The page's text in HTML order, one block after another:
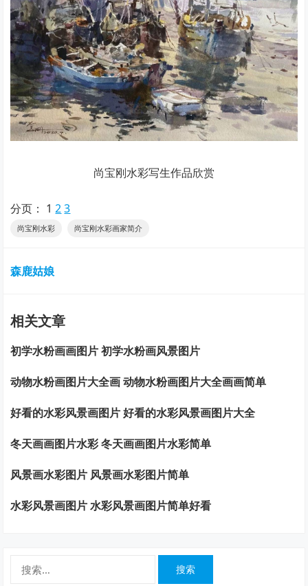
尚宝刚水彩写生作品欣赏
分页： 1 2 3
尚宝刚水彩 尚宝刚水彩画家简介
森鹿姑娘
相关文章
初学水粉画画图片 初学水粉画风景图片
动物水粉画图片大全画 动物水粉画图片大全画画简单
好看的水彩风景画图片 好看的水彩风景画图片大全
冬天画画图片水彩 冬天画画图片水彩简单
风景画水彩图片 风景画水彩图片简单
水彩风景画图片 水彩风景画图片简单好看